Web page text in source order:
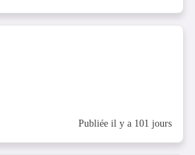
Publiée il y a 101 jours